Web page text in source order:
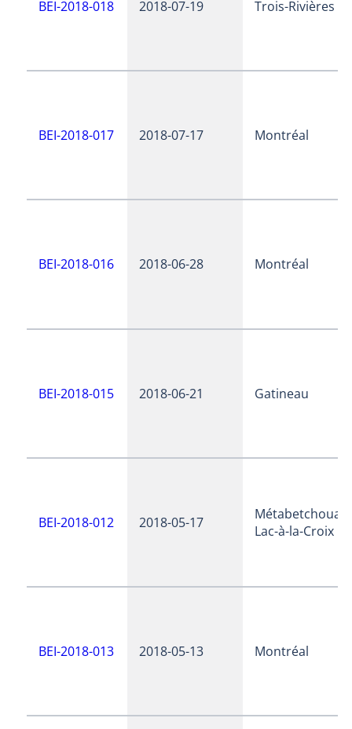
BEI-2018-018 2018-07-19 Trois-Rivières
BEI-2018-017 2018-07-17 Montréal
BEI-2018-016 2018-06-28 Montréal
BEI-2018-015 2018-06-21 Gatineau
BEI-2018-012 2018-05-17
Lac-à-la-Croix
BEI-2018-013 2018-05-13 Montréal